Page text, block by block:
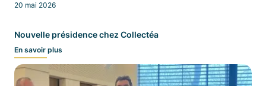
20 mai 2026
Nouvelle présidence chez Collectéa
En savoir plus